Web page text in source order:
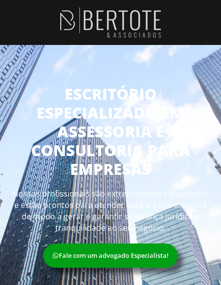
ESCRITÓRIO
ESPECIALIZADO EM
ASSESSORIA E
CONSULTORIA PARA
EMPRESAS
Nossos profissionais são extremamente capacitados
e estão prontos para atender você e a sua empresa
de modo a gerar e garantir segurança jurídica e
tranquilidade ao seu negócio.
Fale com um advogado Especialista!